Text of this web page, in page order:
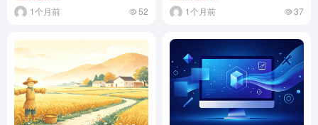
1个月前 52 1个月前 37